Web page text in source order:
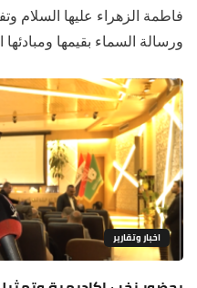
فاطمة الزهراء عليها السلام
ورسالة السماء بقيمها ومبادئها
اخبار وتقارير